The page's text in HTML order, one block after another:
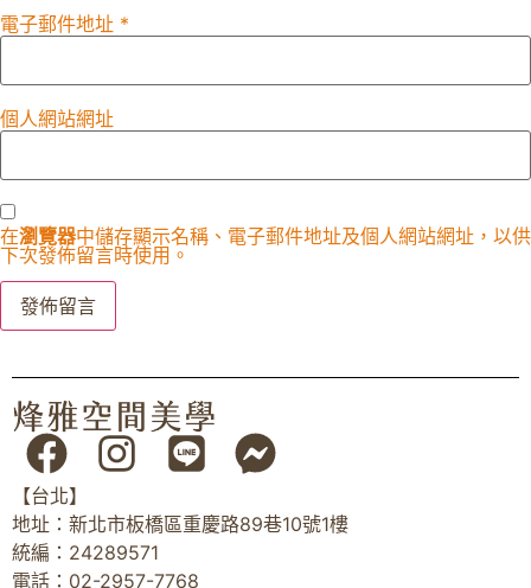
電子郵件地址 *
個人網站網址
在瀏覽器中儲存顯示名稱、電子郵件地址及個人網站網址，以供
下次發佈留言時使用。
【台北】
地址：新北市板橋區重慶路89巷10號1樓
統編：24289571
電話：02-2957-7768